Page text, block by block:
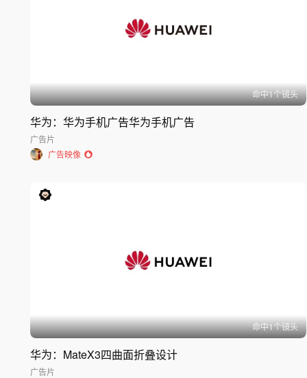
命中1个镜头
华为：华为手机广告华为手机广告
广告片
广告映像
命中1个镜头
华为：MateX3四曲面折叠设计
广告片